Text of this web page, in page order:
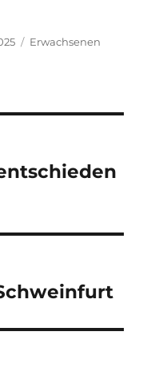
Kategorien
Erwachsenen